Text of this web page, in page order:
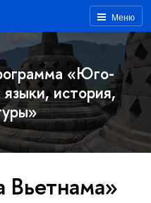
Меню
«Юго-
история,
Вьетнама»